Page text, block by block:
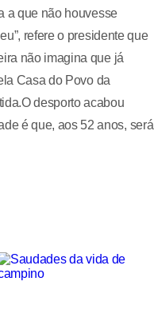
a que não houvesse
refere o presidente que
não imagina que já
Casa do Povo da
desporto acabou
é que, aos 52 anos, será